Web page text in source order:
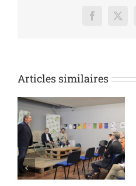
Facebook
X
Articles similaires